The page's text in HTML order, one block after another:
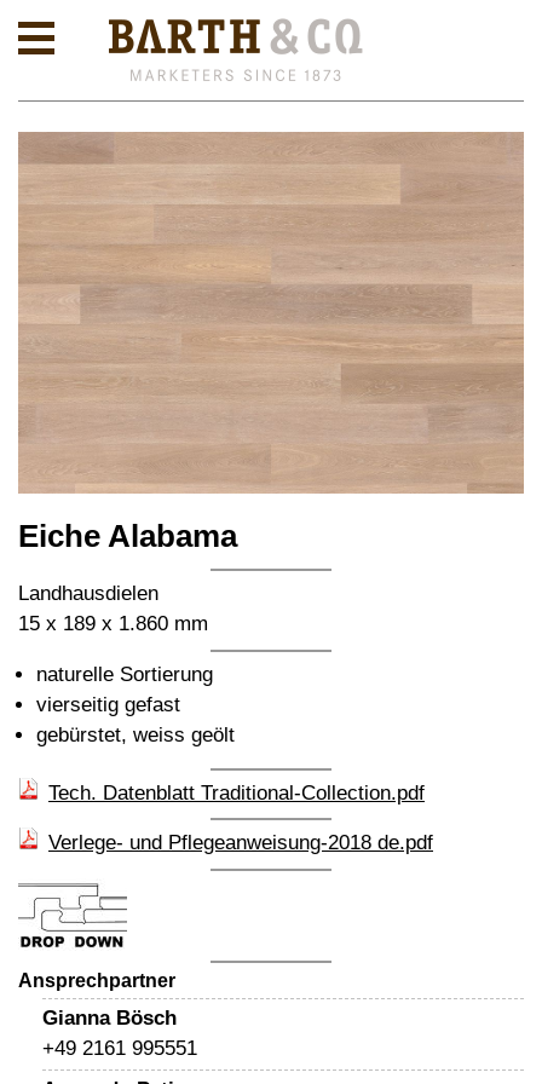
Eiche Alabama
Landhausdielen
15 x 189 x 1.860 mm
naturelle Sortierung
vierseitig gefast
gebürstet, weiss geölt
Tech. Datenblatt Traditional-Collection.pdf
Verlege- und Pflegeanweisung-2018 de.pdf
Ansprechpartner
Gianna Bösch
+49 2161 995551